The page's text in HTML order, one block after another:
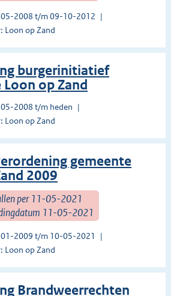
05-2008 t/m 09-10-2012
Loon op Zand
burgerinitiatief
op Zand
2008 t/m heden
Loon op Zand
gemeente
2009
per 11-05-2021
11-05-2021
2009 t/m 10-05-2021
Loon op Zand
Brandweerrechten